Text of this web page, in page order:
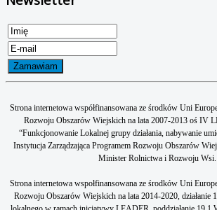
Strona internetowa współfinansowana ze środków Uni
Rozwoju Obszarów Wiejskich na lata 2007-2013 oś IV
“Funkcjonowanie Lokalnej grupy działania, nabywanie
Instytucja Zarządzająca Programem Rozwoju Obszarów
Minister Rolnictwa i Rozwoju Wsi.
Strona internetowa wspołfinansowana ze środków Uni
Rozwoju Obszarów Wiejskich na lata 2014-2020, działanie